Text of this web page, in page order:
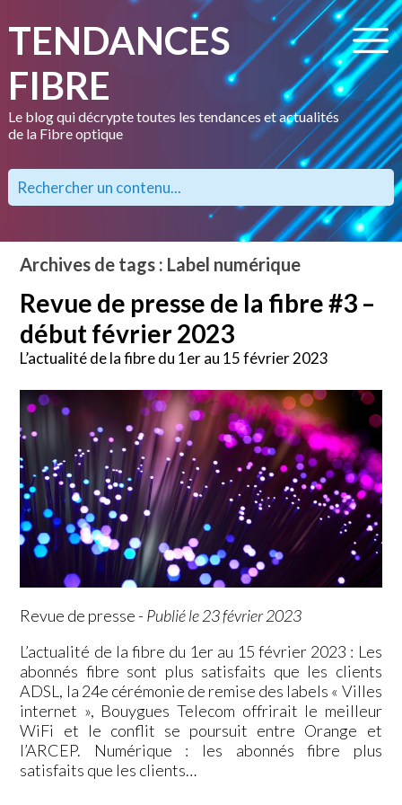
TENDANCES
FIBRE
Le blog qui décrypte toutes les tendances et actualités
de la Fibre optique
Archives de tags : Label numérique
Revue de presse de la fibre #3 –
début février 2023
L’actualité de la fibre du 1er au 15 février 2023
Revue de presse - Publié le 23 février 2023
L’actualité de la fibre du 1er au 15 février 2023 : Les
abonnés fibre sont plus satisfaits que les clients
ADSL, la 24e cérémonie de remise des labels « Villes
internet », Bouygues Telecom offrirait le meilleur
WiFi et le conflit se poursuit entre Orange et
l’ARCEP. Numérique : les abonnés fibre plus
satisfaits que les clients…